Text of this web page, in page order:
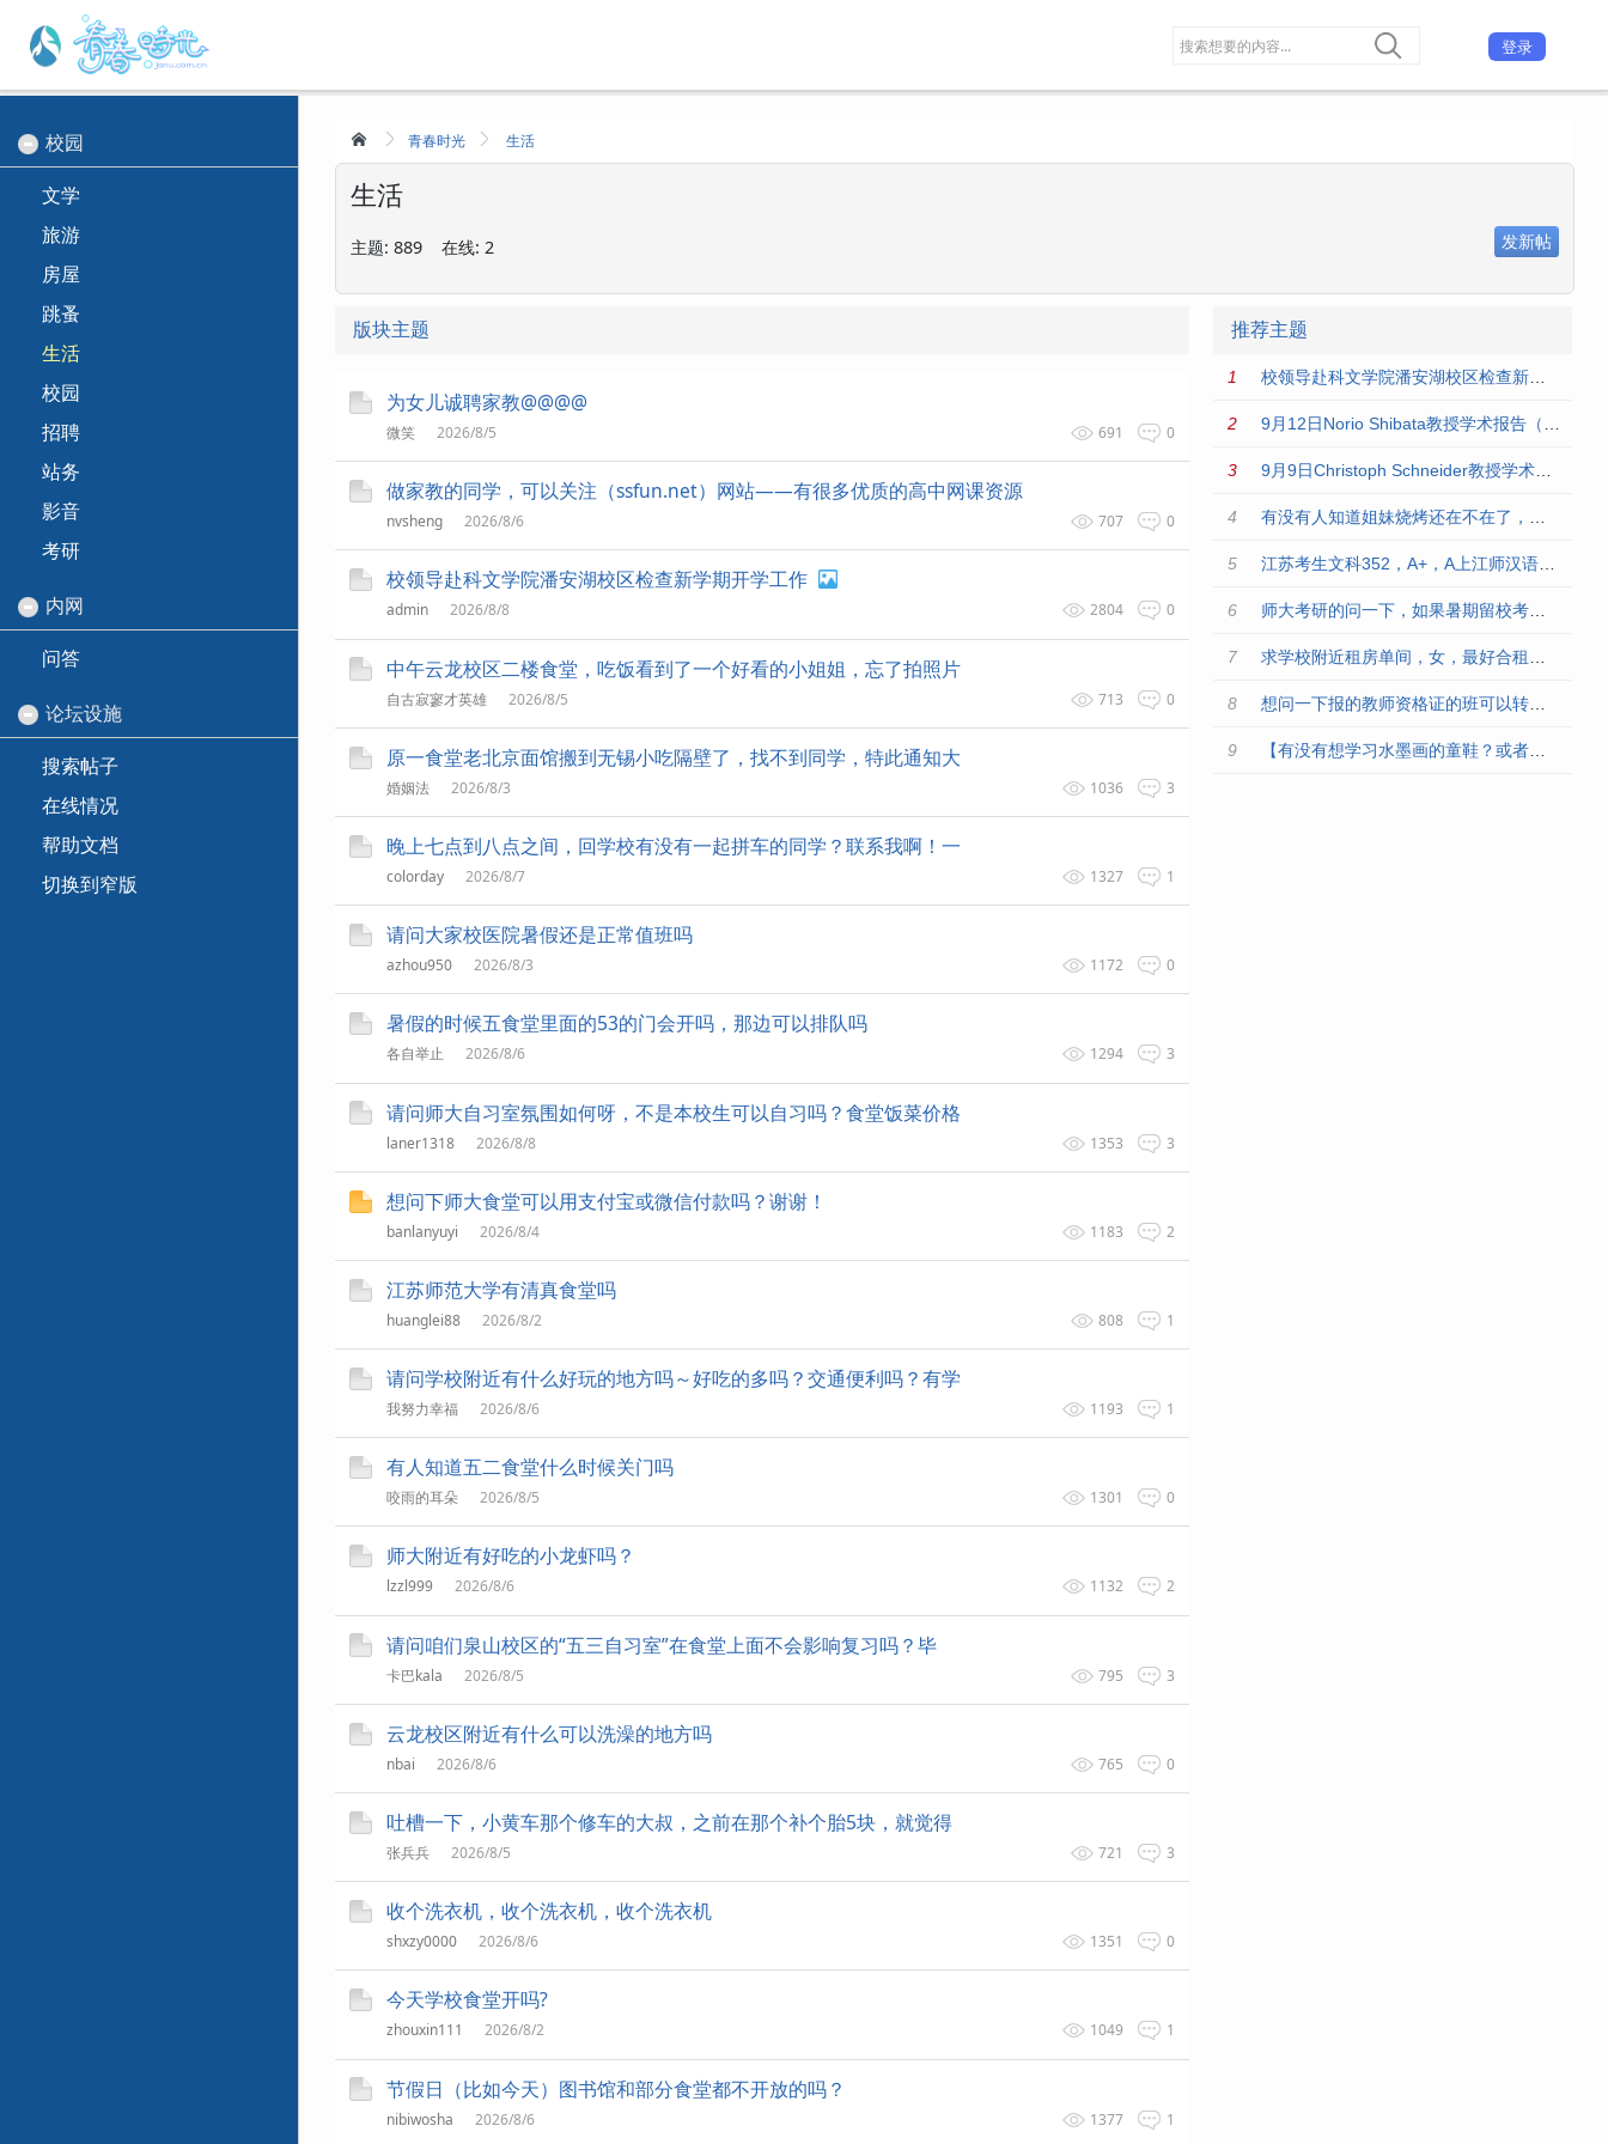
登录
校园
文学
旅游
房屋
跳蚤
生活
校园
招聘
站务
影音
考研
内网
问答
论坛设施
搜索帖子
在线情况
帮助文档
切换到窄版
青春时光 生活
生活
主题: 889 在线: 2 发新帖
版块主题
为女儿诚聘家教@@@@
0
691
微笑 2026/8/5
做家教的同学，可以关注（ssfun.net）网站——有很多优质的高中网课资源
0
707
nvsheng 2026/8/6
校领导赴科文学院潘安湖校区检查新学期开学工作
0
2804
admin 2026/8/8
中午云龙校区二楼食堂，吃饭看到了一个好看的小姐姐，忘了拍照片
0
713
自古寂寥才英雄 2026/8/5
原一食堂老北京面馆搬到无锡小吃隔壁了，找不到同学，特此通知大
3
1036
婚姻法 2026/8/3
晚上七点到八点之间，回学校有没有一起拼车的同学？联系我啊！一
1
1327
colorday 2026/8/7
请问大家校医院暑假还是正常值班吗
0
1172
azhou950 2026/8/3
暑假的时候五食堂里面的53的门会开吗，那边可以排队吗
3
1294
各自举止 2026/8/6
请问师大自习室氛围如何呀，不是本校生可以自习吗？食堂饭菜价格
3
1353
laner1318 2026/8/8
想问下师大食堂可以用支付宝或微信付款吗？谢谢！
2
1183
banlanyuyi 2026/8/4
江苏师范大学有清真食堂吗
1
808
huanglei88 2026/8/2
请问学校附近有什么好玩的地方吗～好吃的多吗？交通便利吗？有学
1
1193
我努力幸福 2026/8/6
有人知道五二食堂什么时候关门吗
0
1301
咬雨的耳朵 2026/8/5
师大附近有好吃的小龙虾吗？
2
1132
lzzl999 2026/8/6
请问咱们泉山校区的“五三自习室”在食堂上面不会影响复习吗？毕
3
795
卡巴kala 2026/8/5
云龙校区附近有什么可以洗澡的地方吗
0
765
nbai 2026/8/6
吐槽一下，小黄车那个修车的大叔，之前在那个补个胎5块，就觉得
3
721
张兵兵 2026/8/5
收个洗衣机，收个洗衣机，收个洗衣机
0
1351
shxzy0000 2026/8/6
今天学校食堂开吗?
1
1049
zhouxin111 2026/8/2
节假日（比如今天）图书馆和部分食堂都不开放的吗？
1
1377
nibiwosha 2026/8/6
推荐主题